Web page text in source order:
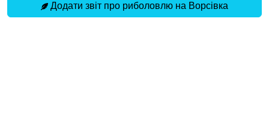
Додати звіт про риболовлю на Ворсівка